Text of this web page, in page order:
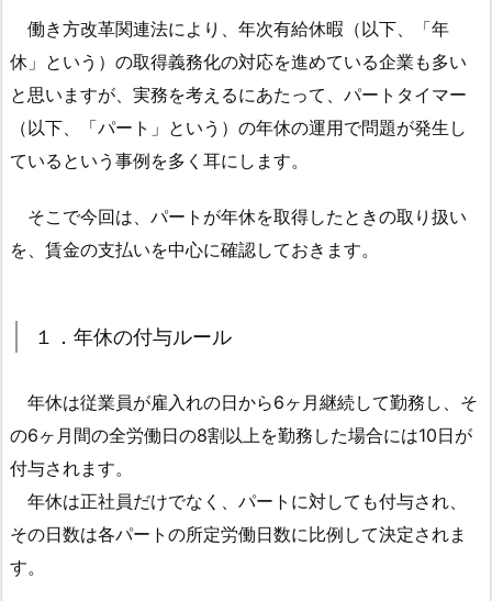
年
次
有
休
暇
用
で
事
が
1.
年
休
働き方改革関連法により、年次有給休暇（以下、「年
休」という）の取得義務化の対応を進めている企業も多い
と思いますが、実務を考えるにあたって、パートタイマー
（以下、「パート」という）の年休の運用で問題が発生し
ているという事例を多く耳にします。
そこで今回は、パートが年休を取得したときの取り扱い
を、賃金の支払いを中心に確認しておきます。
１．年休の付与ルール
年休は従業員が雇入れの日から6ヶ月継続して勤務し、そ
の6ヶ月間の全労働日の8割以上を勤務した場合には10日が
付与されます。
年休は正社員だけでなく、パートに対しても付与され、
その日数は各パートの所定労働日数に比例して決定されま
す。